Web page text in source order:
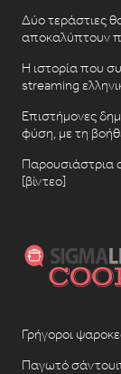
Δύο τεράστιες
αποκαλύπτουν
Η ιστορία που
streaming
Επιστήμονες
φύση, με τη
Παρουσιάστρια
[βίντεο]
Γρήγοροι
Παγωτό